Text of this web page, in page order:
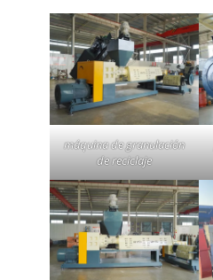
máquina de granulación
de reciclaje